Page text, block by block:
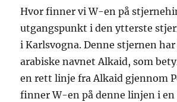
Hvor finner vi W-en på
utgangspunkt i den ytterste
i Karlsvogna. Denne stjernen
arabiske navnet Alkaid, som
en rett linje fra Alkaid gjennom
finner W-en på denne linjen i en